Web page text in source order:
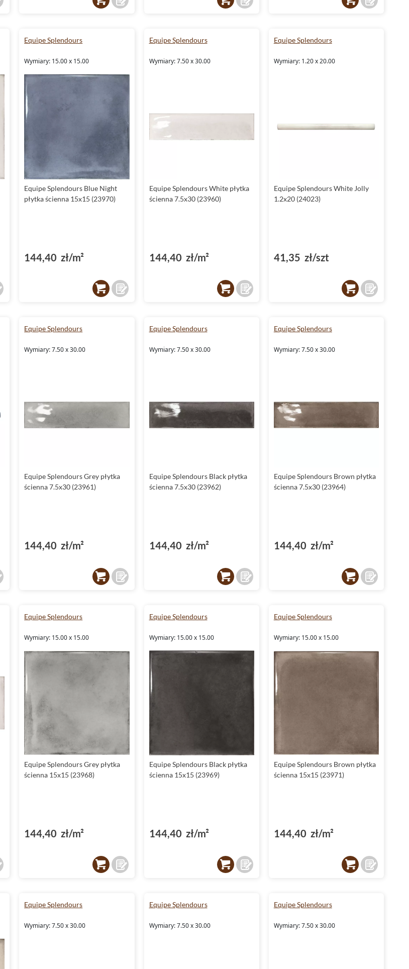
Equipe Splendours
Wymiary: 15.00 x 15.00
Equipe Splendours Blue Night
płytka ścienna 15x15 (23970)
144,40 zł/m²
Equipe Splendours
Wymiary: 7.50 x 30.00
Equipe Splendours White płytka
ścienna 7.5x30 (23960)
144,40 zł/m²
Equipe Splendours
Wymiary: 1.20 x 20.00
Equipe Splendours White Jolly
1.2x20 (24023)
41,35 zł/szt
Equipe Splendours
Wymiary: 7.50 x 30.00
Equipe Splendours Grey płytka
ścienna 7.5x30 (23961)
144,40 zł/m²
Equipe Splendours
Wymiary: 7.50 x 30.00
Equipe Splendours Black płytka
ścienna 7.5x30 (23962)
144,40 zł/m²
Equipe Splendours
Wymiary: 7.50 x 30.00
Equipe Splendours Brown płytka
ścienna 7.5x30 (23964)
144,40 zł/m²
Equipe Splendours
Wymiary: 15.00 x 15.00
Equipe Splendours Grey płytka
ścienna 15x15 (23968)
144,40 zł/m²
Equipe Splendours
Wymiary: 15.00 x 15.00
Equipe Splendours Black płytka
ścienna 15x15 (23969)
144,40 zł/m²
Equipe Splendours
Wymiary: 15.00 x 15.00
Equipe Splendours Brown płytka
ścienna 15x15 (23971)
144,40 zł/m²
Equipe Splendours
Wymiary: 7.50 x 30.00
Equipe Splendours
Wymiary: 7.50 x 30.00
Equipe Splendours
Wymiary: 7.50 x 30.00